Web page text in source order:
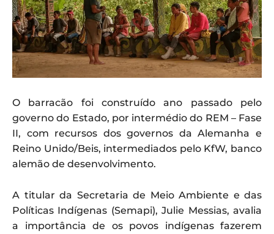
O barracão foi construído ano passado pelo
governo do Estado, por intermédio do REM – Fase
II, com recursos dos governos da Alemanha e
Reino Unido/Beis, intermediados pelo KfW, banco
alemão de desenvolvimento.
A titular da Secretaria de Meio Ambiente e das
Políticas Indígenas (Semapi), Julie Messias, avalia
a importância de os povos indígenas fazerem